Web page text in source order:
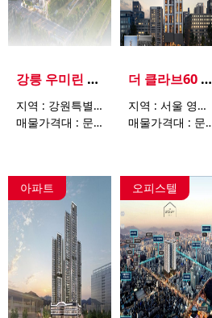
강릉 우미린 더프리미어
지역 : 강원특별자치도 강릉시 송정동 1048
매물가격대 : 문의요망
더 클라브60 워크앤스테이
지역 : 서울 영등포구 여의도동 14-23
매물가격대 : 문의요망
아파트 오피스텔